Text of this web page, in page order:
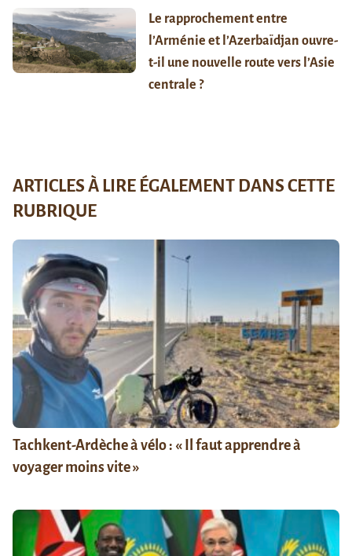
Le rapprochement entre
l’Arménie et l’Azerbaïdjan ouvre-
t-il une nouvelle route vers l’Asie
centrale ?
ARTICLES À LIRE ÉGALEMENT DANS CETTE
RUBRIQUE
Tachkent-Ardèche à vélo : « Il faut apprendre à
voyager moins vite »